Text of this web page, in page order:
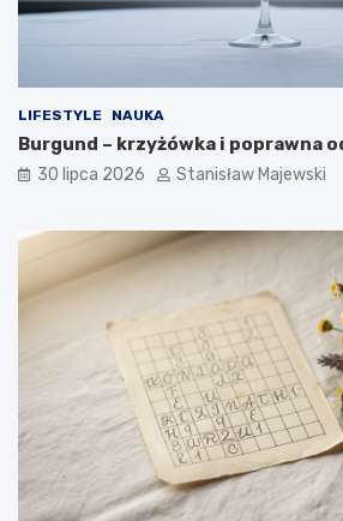
LIFESTYLE NAUKA
Burgund – krzyżówka i poprawna
30 lipca 2026 Stanisław Majewski